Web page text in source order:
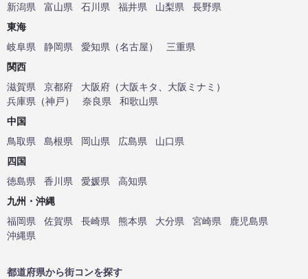
新潟県
富山県 石川県 福井県 山梨県
長野県
東海
岐阜県
静岡県 愛知県 （名古屋）
三重県
関西
滋賀県
京都府 大阪府 （大阪キタ 大阪ミナミ ）
兵庫県 （神戸） 奈良県
和歌山県
中国
鳥取県
島根県 岡山県 広島県
山口県
四国
徳島県
香川県 愛媛県
高知県
九州・沖縄
福岡県
佐賀県 長崎県 熊本県 大分県 宮崎県
鹿児島県
沖縄県
都道府県から街コンを探す